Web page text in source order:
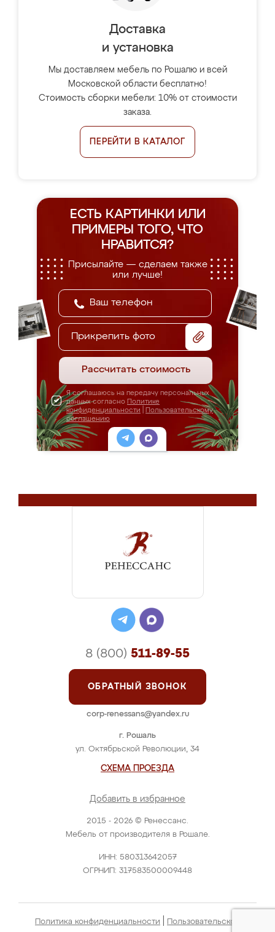
Доставка
и установка
Мы доставляем мебель по Рошалю и всей
Московской области бесплатно!
Стоимость сборки мебели: 10% от стоимости
заказа.
ПЕРЕЙТИ В КАТАЛОГ
ЕСТЬ КАРТИНКИ ИЛИ
ПРИМЕРЫ
ТОГО, ЧТО
НРАВИТСЯ?
Присылайте — сделаем также
или лучше!
Прикрепить фото
Рассчитать стоимость
Я соглашаюсь на передачу персональных
данных согласно Политике
конфиденциальности
Пользовательскому
соглашению
2015 - 2026 © Ренессанс.
Мебель от производителя в Рошале.
ИНН: 580313642057
ОГРНИП: 317583500009448
г. Рошаль
ул. Октябрьской Революции, 34
СХЕМА ПРОЕЗДА
Добавить в избранное
8 (800) 511-89-55
ОБРАТНЫЙ ЗВОНОК
corp-renessans@yandex.ru
Политика конфиденциальности
Пользовательское